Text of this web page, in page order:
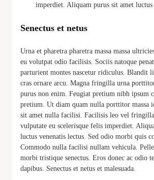
imperdiet. Aliquam purus sit amet luctus
Senectus et netus
Urna et pharetra pharetra massa massa
eu volutpat odio facilisis. Sociis natoque
parturient montes nascetur ridiculus. Blandit
cras ornare arcu. Magna fringilla urna
purus non enim. Feugiat pretium nibh ipsum
pretium. Ut diam quam nulla porttitor massa
sit amet nulla facilisi. Facilisis leo vel
vulputate eu scelerisque felis imperdiet.
luctus venenatis lectus. Sed odio morbi quis
Commodo nulla facilisi nullam vehicula.
morbi tristique senectus. Eros donec ac odio
dapibus. Senectus et netus et malesuada.